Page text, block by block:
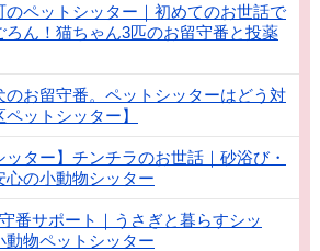
のペットシッター｜初めてのお世話で
ろん！猫ちゃん3匹のお留守番と投薬
のお留守番。ペットシッターはどう対
ットシッター】
ッター】チンチラのお世話｜砂浴び・
の小動物シッター
番サポート｜うさぎと暮らすシッ
動物ペットシッター